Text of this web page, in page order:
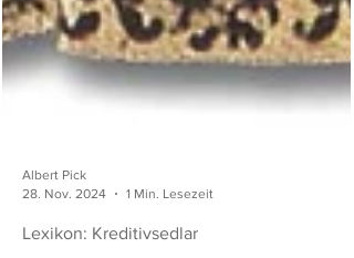
28. Nov. 2024
1 Min. Lesezeit